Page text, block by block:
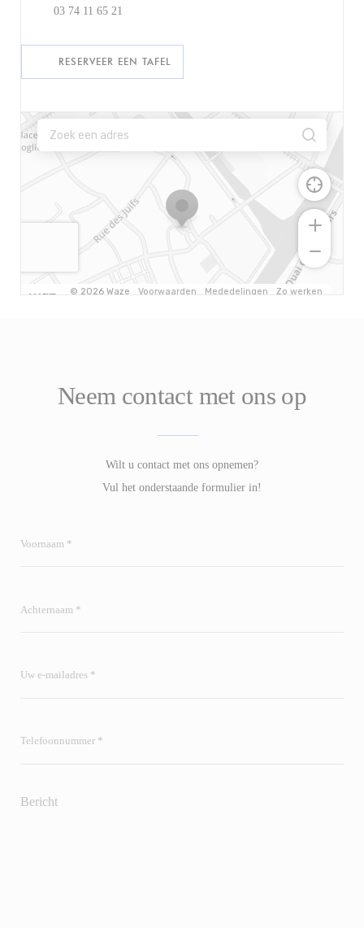
03 74 11 65 21
RESERVEER EEN TAFEL
Neem contact met ons op
Wilt u contact met ons opnemen?
Vul het onderstaande formulier in!